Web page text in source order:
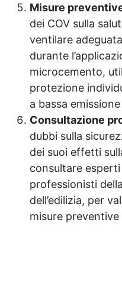
Misure
dei COV sulla
ventilare
durante
microcemento,
protezione
a bassa emissione
Consultazione
dubbi sulla
dei suoi effetti
consultare
professionisti
dell’edilizia, per
misure preventive